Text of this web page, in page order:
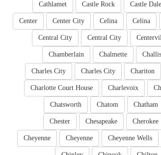
Castle Dale
Castle Rock
Cathlamet
Celina
Celina
Center City
Center
Central City
Central City
Challis
Chalmette
Chamberlain
Chariton
Charles City
Charles City
Charlevoix
Charlotte Court House
Chatham
Chatom
Chatsworth
Cherokee
Chesapeake
Chester
Cheyenne Wells
Cheyenne
Cheyenne